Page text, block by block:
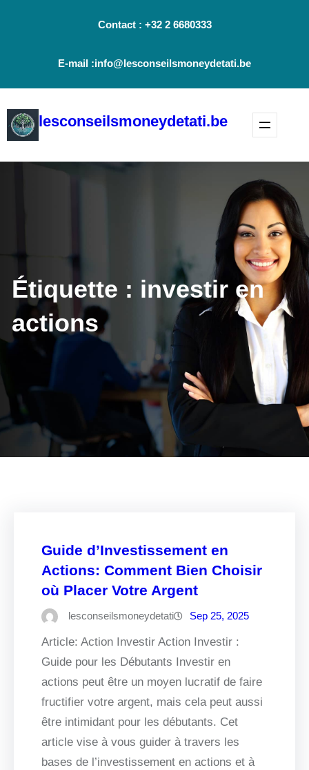
Contact : +32 2 6680333
E-mail :info@lesconseilsmoneydetati.be
lesconseilsmoneydetati.be
Étiquette : investir en
actions
Guide d’Investissement en
Actions: Comment Bien Choisir
où Placer Votre Argent
lesconseilsmoneydetati Sep 25, 2025
Article: Action Investir Action Investir :
Guide pour les Débutants Investir en
actions peut être un moyen lucratif de faire
fructifier votre argent, mais cela peut aussi
être intimidant pour les débutants. Cet
article vise à vous guider à travers les
bases de l’investissement en actions et à